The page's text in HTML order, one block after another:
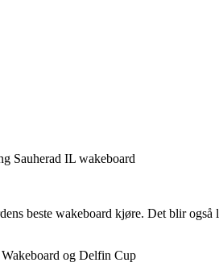
Sauherad IL wakeboard
beste wakeboard kjøre. Det blir også
og Delfin Cup